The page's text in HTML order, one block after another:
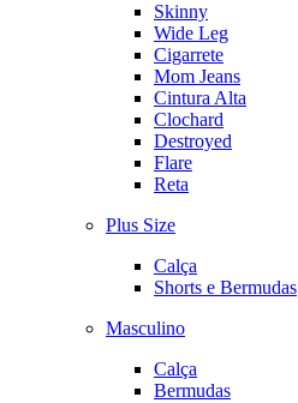
Skinny
Wide Leg
Cigarrete
Mom Jeans
Cintura Alta
Clochard
Destroyed
Flare
Reta
Plus Size
Calça
Shorts e Bermudas
Masculino
Calça
Bermudas